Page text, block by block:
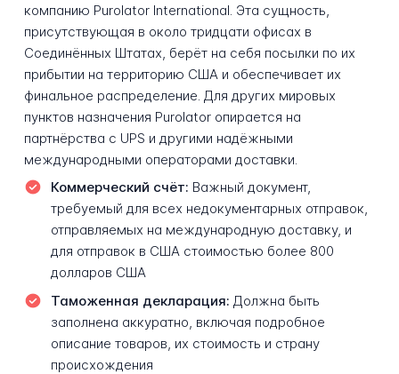
компанию Purolator International. Эта сущность,
присутствующая в около тридцати офисах в
Соединённых Штатах, берёт на себя посылки по их
прибытии на территорию США и обеспечивает их
финальное распределение. Для других мировых
пунктов назначения Purolator опирается на
партнёрства с UPS и другими надёжными
международными операторами доставки.
Коммерческий счёт: Важный документ,
требуемый для всех недокументарных отправок,
отправляемых на международную доставку, и
для отправок в США стоимостью более 800
долларов США
Таможенная декларация: Должна быть
заполнена аккуратно, включая подробное
описание товаров, их стоимость и страну
происхождения